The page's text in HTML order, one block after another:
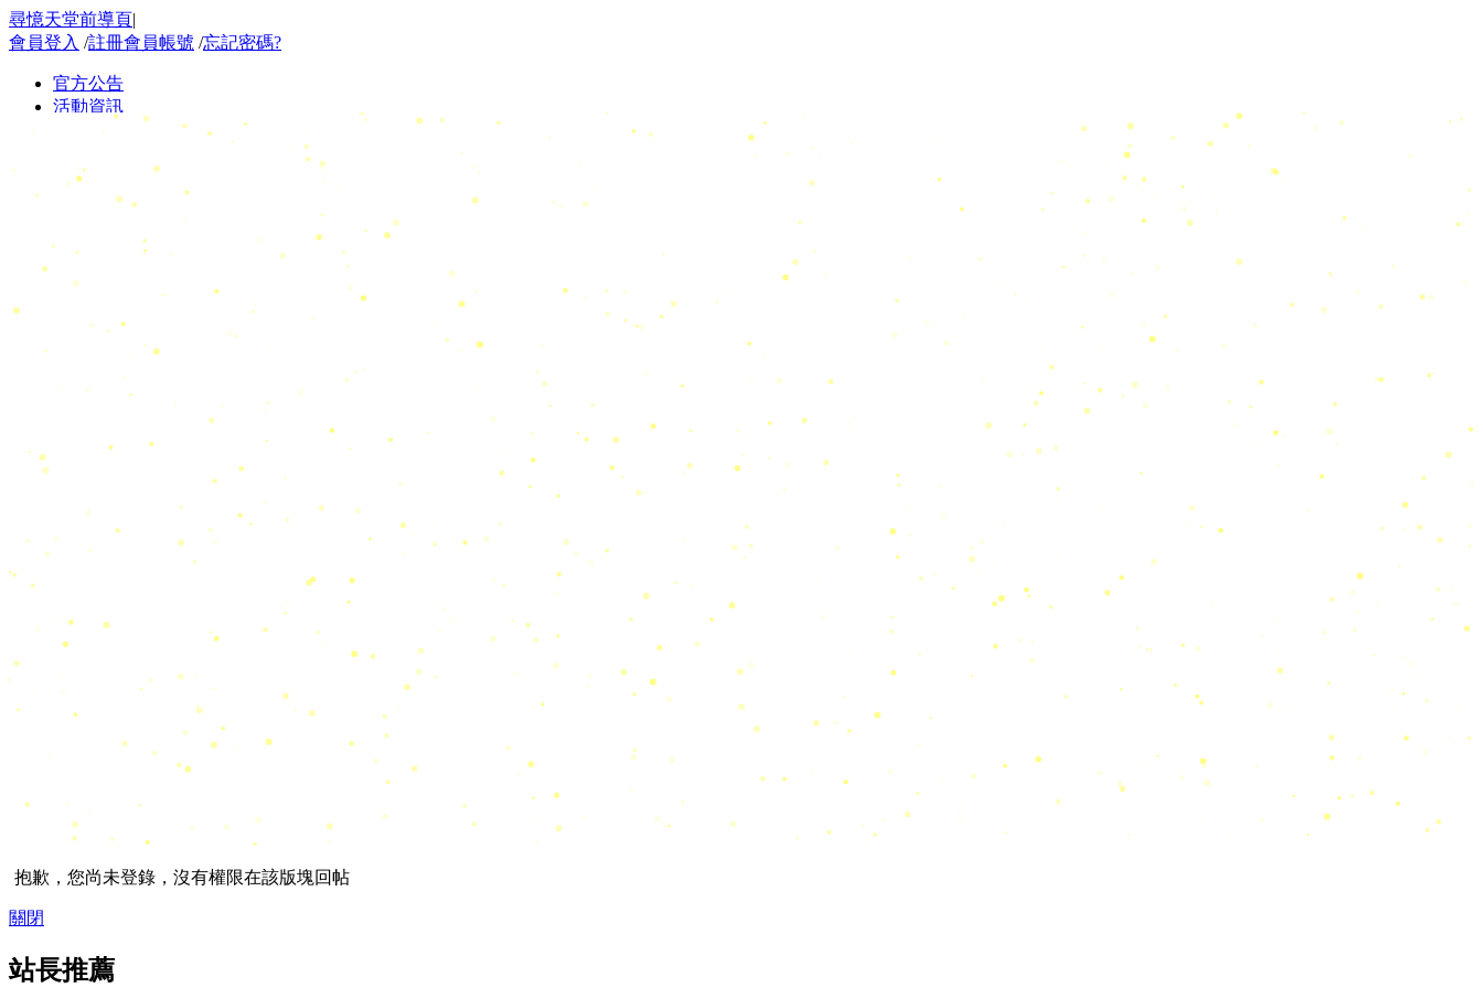
尋憶天堂前導頁|
會員登入 /註冊會員帳號 /忘記密碼?
抱歉，您尚未登錄，沒有權限在該版塊回帖
關閉
站長推薦